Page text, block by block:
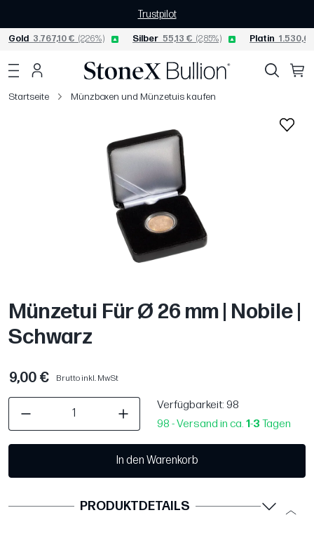
Trustpilot
Gold 3.767,10 € (2,26%) Silber 55,13 € (2,85%) Platin
Startseite Münzboxen und Münzetuis kaufen
Münzetui Für Ø 26 mm | Nobile |
Schwarz
9,00 € Brutto inkl. MwSt
Verfügbarkeit: 98
98 - Versand in ca. 1-3 Tagen
In den Warenkorb
PRODUKTDETAILS